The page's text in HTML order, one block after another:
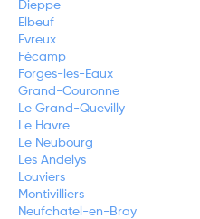
Dieppe
Elbeuf
Evreux
Fécamp
Forges-les-Eaux
Grand-Couronne
Le Grand-Quevilly
Le Havre
Le Neubourg
Les Andelys
Louviers
Montivilliers
Neufchatel-en-Bray